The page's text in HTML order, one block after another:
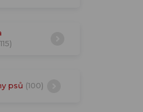
psů (100)